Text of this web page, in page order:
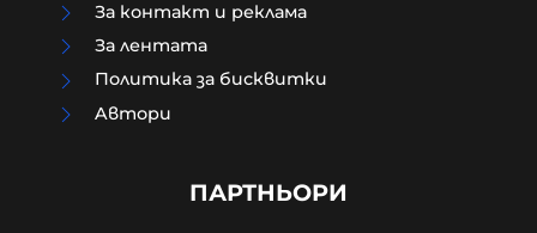
Зеленски в Белград: Получаваме
недостатъчно ракети за
системи за ПВО
За контакт и реклама
За лентата
Политика за бисквитки
Aвтори
ПАРТНЬОРИ